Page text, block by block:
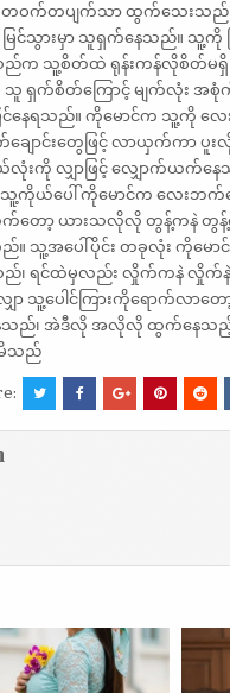
ဝက်တပျက်သာ ထွက်သေးသည်။
မြင်သွားမှာ သူရှက်နေသည်။ သူ့
က သူ့စိတ်ထဲ ရုန်းကန်လိုစိတ်မ
က်စိတ်ကြောင့် မျက်လုံး အစုံ
နေရသည်။ ကိုမောင်က သူ့ကို လေ
ောင်းတွေဖြင့် လာယှက်ကာ ပူး
ကို လျှာဖြင့် လျှောက်ယက်နေ
ကိုယ်ပေါ် ကိုမောင်က လေးဘက်
က်တော့ ယားသလိုလို တွန့်ကနဲ
သူ့အပေါ်ပိုင်း တခုလုံး ကိုမော
၊ ရင်ထဲမှလည်း လှိုက်ကနဲ လှိုက်နဲမေ
ျှာ သူ့ပေါင်ကြားကိုရောက်လ
သည်၊ အဲဒီလို အလိုလို ထွက်နေသည့်
မိသည်